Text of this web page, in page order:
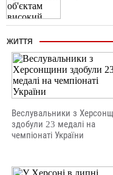
ЖИТТЯ
Веслувальники з
здобули 23 медалі на
чемпіонаті України